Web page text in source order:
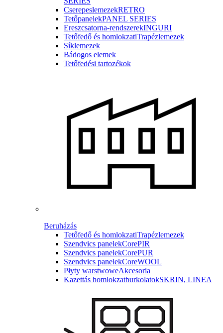
CserepeslemezekRETRO
TetőpanelekPANEL SERIES
Ereszcsatorna-rendszerekINGURI
Tetőfedő és homlokzatiTrapézlemezek
Síklemezek
Bádogos elemek
Tetőfedési tartozékok
Beruházás
Tetőfedő és homlokzatiTrapézlemezek
Szendvics panelekCorePIR
Szendvics panelekCorePUR
Szendvics panelekCoreWOOL
Płyty warstwoweAkcesoria
Kazettás homlokzatburkolatokSKRIN, LINEA